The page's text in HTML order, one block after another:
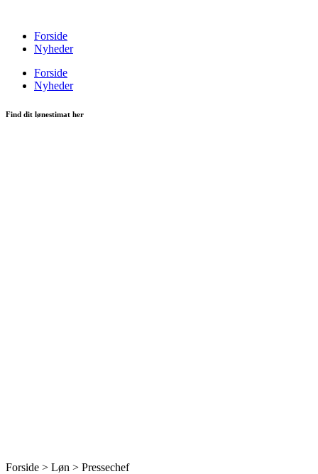
indholdForside
Nyheder
Forside
Nyheder
Find dit lønestimat her
Forside > Løn > Pressechef